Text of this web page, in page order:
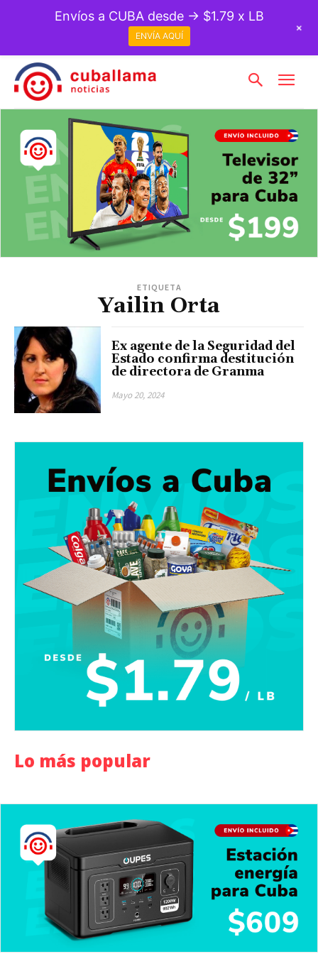
ETIQUETA
Yailin Orta
Ex agente de la Seguridad del
Estado confirma destitución
de directora de Granma
Mayo 20, 2024
Lo más popular
Envíos a CUBA desde → $1.79 x LB
ENVÍA AQUÍ
+